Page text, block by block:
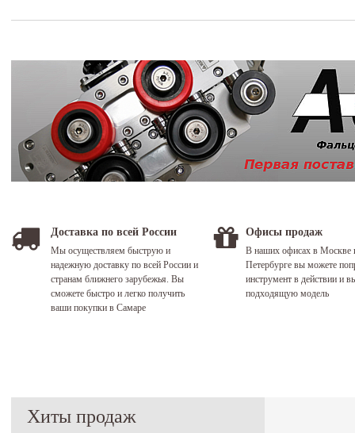
Доставка по всей России
Мы осуществляем быструю и
надежную доставку по всей России и
странам ближнего зарубежья. Вы
сможете быстро и легко получить
ваши покупки в Самаре
Офисы продаж
В наших офисах в Москве
Петербурге вы можете
инструмент в действии и
подходящую модель
Хиты продаж